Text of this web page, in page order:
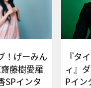
！げーみん
藤樹愛羅
SPインタ
『タ
ィ』
Pイ